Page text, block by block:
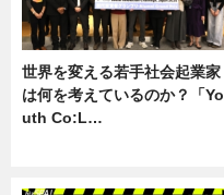
世界を変える若手社会起業家
は何を考えているのか？「Yo
uth Co:L…